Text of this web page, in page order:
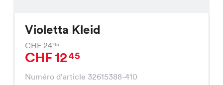
Violetta Kleid
CHF 2495
CHF 1245
Numéro d'article 32615388-410